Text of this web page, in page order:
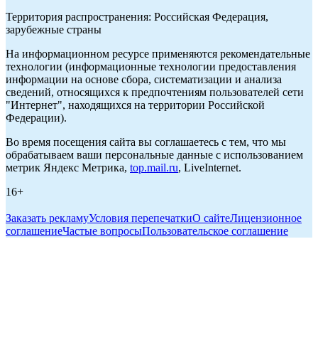
Территория распространения: Российская Федерация,
зарубежные страны
На информационном ресурсе применяются рекомендательные
технологии (информационные технологии предоставления
информации на основе сбора, систематизации и анализа
сведений, относящихся к предпочтениям пользователей сети
"Интернет", находящихся на территории Российской
Федерации).
Во время посещения сайта вы соглашаетесь с тем, что мы
обрабатываем ваши персональные данные с использованием
метрик Яндекс Метрика, top.mail.ru, LiveInternet.
16+
Заказать рекламуУсловия перепечаткиО сайтеЛицензионное
соглашениеЧастые вопросыПользовательское соглашение